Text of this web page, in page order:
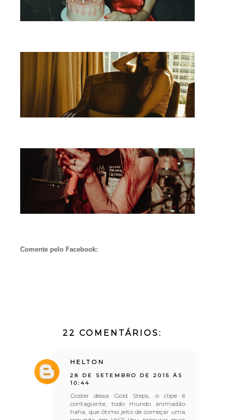
Comente pelo Facebook:
22 COMENTÁRIOS:
HELTON
28 DE SETEMBRO DE 2015 ÀS
10:44
Gostei dessa Gold Steps, o clipe é
contagiante, todo mundo animadão
haha, que ótimo jeito de começar uma